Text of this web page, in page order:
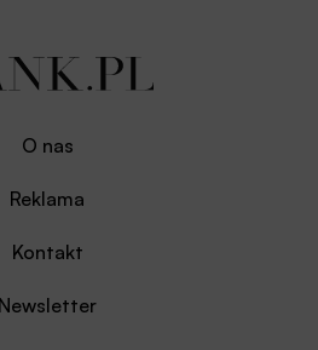
O nas
Reklama
Kontakt
Newsletter